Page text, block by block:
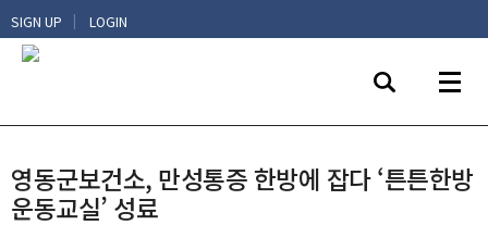
SIGN UP | LOGIN
영동군보건소, 만성통증 한방에 잡다 ‘튼튼한방
운동교실’ 성료